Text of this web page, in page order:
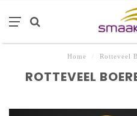
Home Rotteveel
ROTTEVEEL